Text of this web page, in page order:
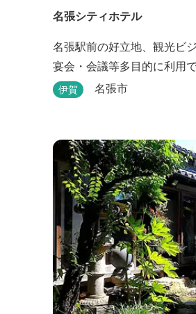
名張シティホテル
名張駅前の好立地、観光ビ
宴会・会議等多目的に利用で
伊賀 名張市